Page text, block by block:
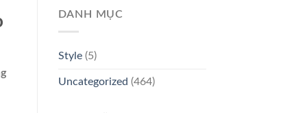
DANH MỤC
Style(5)
Uncategorized (464)